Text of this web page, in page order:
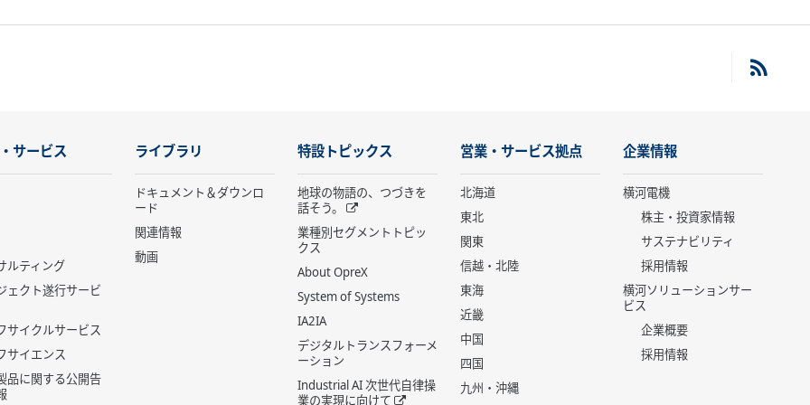
サービス
ルティング
ェクト遂行サービ
サイクルサービス
サイエンス
品に関する公開告
ライブラリ
ドキュメント＆ダウンロ
ード
関連情報
動画
特設トピックス
地球の物語の、つづきを
話そう。
業種別セグメントトピッ
クス
About OpreX
System of Systems
IA2IA
デジタルトランスフォーメ
ーション
Industrial AI 次世代自律操
業の実現に向けて
営業・サービス拠点
北海道
東北
関東
信越・北陸
東海
近畿
中国
四国
九州・沖縄
企業情報
横河電機
株主・投資家情報
サステナビリティ
採用情報
横河ソリューションサー
ビス
企業概要
採用情報